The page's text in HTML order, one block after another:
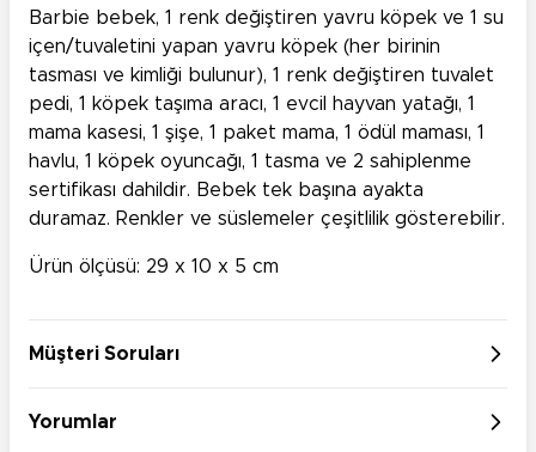
Barbie bebek, 1 renk değiştiren yavru köpek ve 1 su
içen/tuvaletini yapan yavru köpek (her birinin
tasması ve kimliği bulunur), 1 renk değiştiren tuvalet
pedi, 1 köpek taşıma aracı, 1 evcil hayvan yatağı, 1
mama kasesi, 1 şişe, 1 paket mama, 1 ödül maması, 1
havlu, 1 köpek oyuncağı, 1 tasma ve 2 sahiplenme
sertifikası dahildir. Bebek tek başına ayakta
duramaz. Renkler ve süslemeler çeşitlilik gösterebilir.
Ürün ölçüsü: 29 x 10 x 5 cm
Müşteri Soruları
Yorumlar